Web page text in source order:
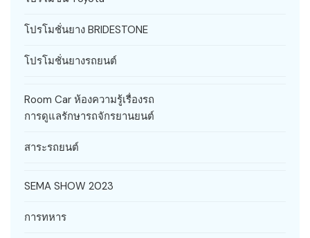
โปรโมชั่นยาง BRIDESTONE
โปรโมชั่นยางรถยนต์
Room Car ห้องความรู้เรื่องรถ
การดูแลรักษารถจักรยานยนต์
สาระรถยนต์
SEMA SHOW 2023
การทหาร